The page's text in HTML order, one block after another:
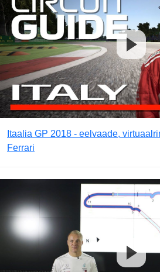
Itaalia GP 2018 - eelvaade,
Ferrari